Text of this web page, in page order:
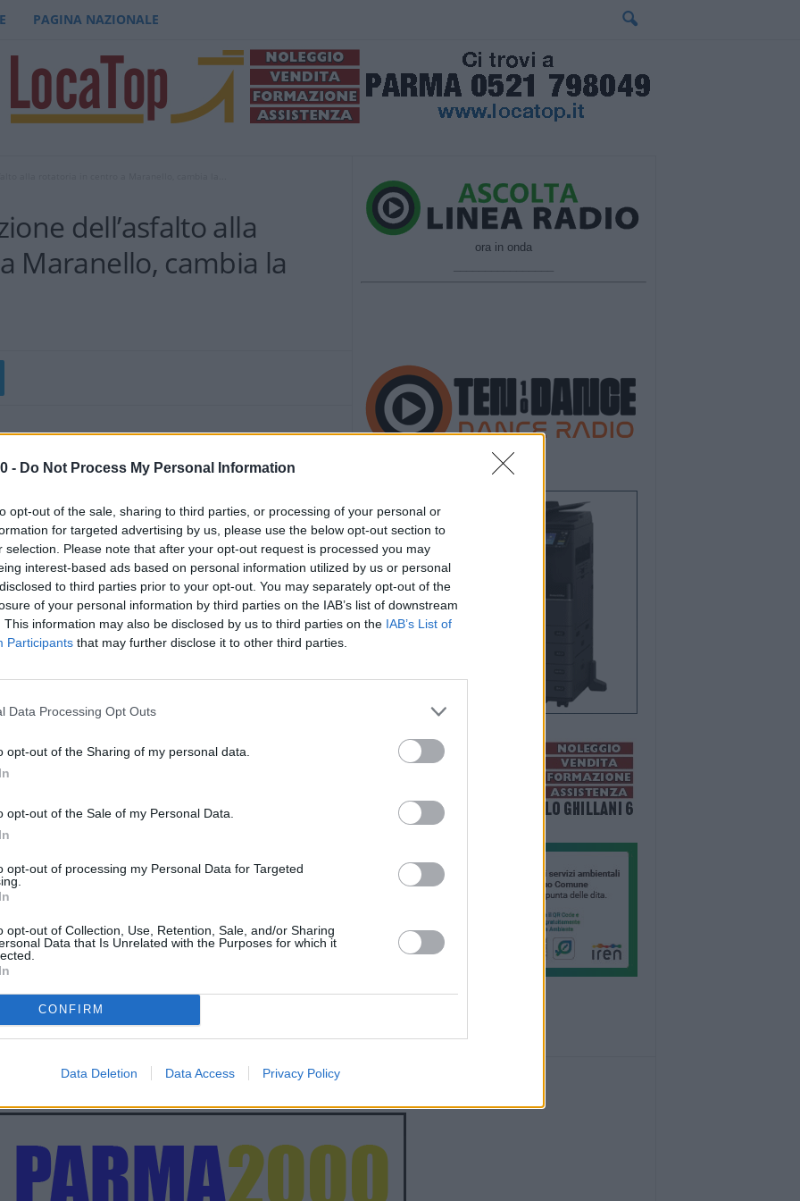
- Do Not Process My Personal Information
opt-out of the sale, sharing to third parties, or processing of your personal or
for targeted advertising by us, please use the below opt-out section to
selection. Please note that after your opt-out request is processed you may
interest-based ads based on personal information utilized by us or personal
to third parties prior to your opt-out. You may separately opt-out of the
of your personal information by third parties on the IAB’s list of downstream
This information may also be disclosed by us to third parties on the IAB’s List of
Participants that may further disclose it to other third parties.
Data Processing Opt Outs
opt-out of the Sharing of my personal data.
opt-out of the Sale of my Personal Data.
opt-out of processing my Personal Data for Targeted
opt-out of Collection, Use, Retention, Sale, and/or Sharing
Data that Is Unrelated with the Purposes for which it
CONFIRM
Data Deletion Data Access Privacy Policy
PAGINA NAZIONALE
dell’asfalto alla
Maranello, cambia la
i lavori di manutenzione straordinaria dell’asfalto
Via Claudia e Via Nazionale. La durata prevista
avverse condizioni meteo. Per realizzare i lavori in
viabilità, in due fasi distinte.
sospesa la circolazione in Via Nazionale dal civico 52
Libertà (banca BPER sotto i portici), nei seguenti
7 alle 16, sabato 1 dalle 7 alle 14. Nella seconda
l’interruzione della viabilità riguarderà lo stesso tratto
all’intersezione con Piazza Libertà a cui si aggiungerà il
di pasta fresca) al 140 (agenzia immobiliare), nei giorni
6 (10-17). Mercoledì 5, giorno di mercato, i lavori
dei mezzi. Al di fuori degli orari indicati la
del caso poiché si tratta di un’area di cantiere. Nei
posta l’adeguata segnaletica stradale con le indicazioni
ora in onda